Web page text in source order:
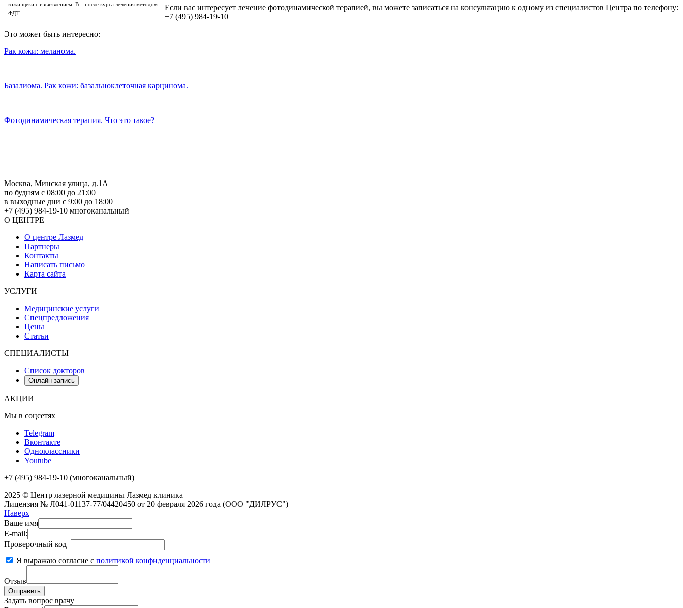
кожи щеки с изъязвлением. В – после курса лечения методом
ФДТ.
Если вас интересует лечение фотодинамической терапией, вы можете записаться на консультацию к одному из специалистов Центра по телефону:
+7 (495) 984-19-10
Это может быть интересно:
Рак кожи: меланома.
Базалиома. Рак кожи: базальноклеточная карцинома.
Фотодинамическая терапия. Что это такое?
Москва, Минская улица, д.1А
по будням с 08:00 до 21:00
в выходные дни с 9:00 до 18:00
+7 (495) 984-19-10 многоканальный
О ЦЕНТРЕ
О центре Лазмед
Партнеры
Контакты
Написать письмо
Карта сайта
УСЛУГИ
Медицинские услуги
Спецпредложения
Цены
Статьи
СПЕЦИАЛИСТЫ
Список докторов
Онлайн запись
АКЦИИ
Мы в соцсетях
Telegram
Вконтакте
Одноклассники
Youtube
+7 (495) 984-19-10 (многоканальный)
2025 © Центр лазерной медицины Лазмед клиника
Лицензия № Л041-01137-77/04420450 от 20 февраля 2026 года (ООО "ДИЛРУС")
Наверх
Ваше имя
E-mail:
Проверочный код
Я выражаю согласие с политикой конфиденциальности
Отзыв
Задать вопрос врачу